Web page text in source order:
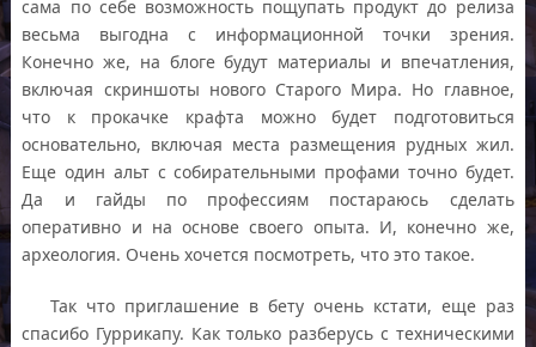
сама по себе возможность пощупать продукт до релиза
весьма выгодна с информационной точки зрения.
Конечно же, на блоге будут материалы и впечатления,
включая скриншоты нового Старого Мира. Но главное,
что к прокачке крафта можно будет подготовиться
основательно, включая места размещения рудных жил.
Еще один альт с собирательными профами точно будет.
Да и гайды по профессиям постараюсь сделать
оперативно и на основе своего опыта. И, конечно же,
археология. Очень хочется посмотреть, что это такое.
Так что приглашение в бету очень кстати, еще раз
спасибо Гуррикапу. Как только разберусь с техническими